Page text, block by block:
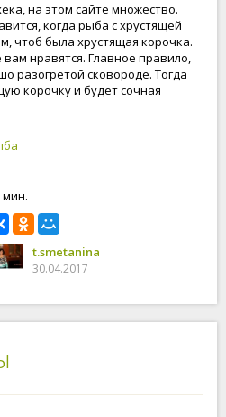
на этом сайте множество.
когда рыба с хрустящей
чтоб была хрустящая корочка.
нравятся. Главное правило,
разогретой сковороде. Тогда
корочку и будет сочная
стороны, не более 10 минут на
нашего блюда -
мин.
t.smetanina
30.04.2017